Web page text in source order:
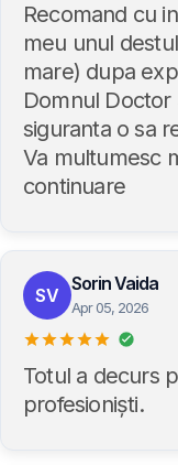
Recomand cu
meu unul
mare) dupa
Domnul Doctor
siguranta o sa
Va multumesc
continuare
SV
Sorin Vaida
Apr 05, 2026
Totul a decurs
profesioniști.